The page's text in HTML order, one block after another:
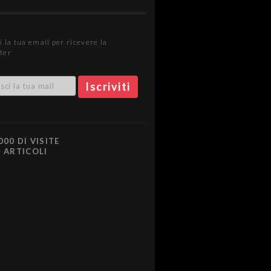
la tua email per ricevere la
DI VISITE
ARTICOLI